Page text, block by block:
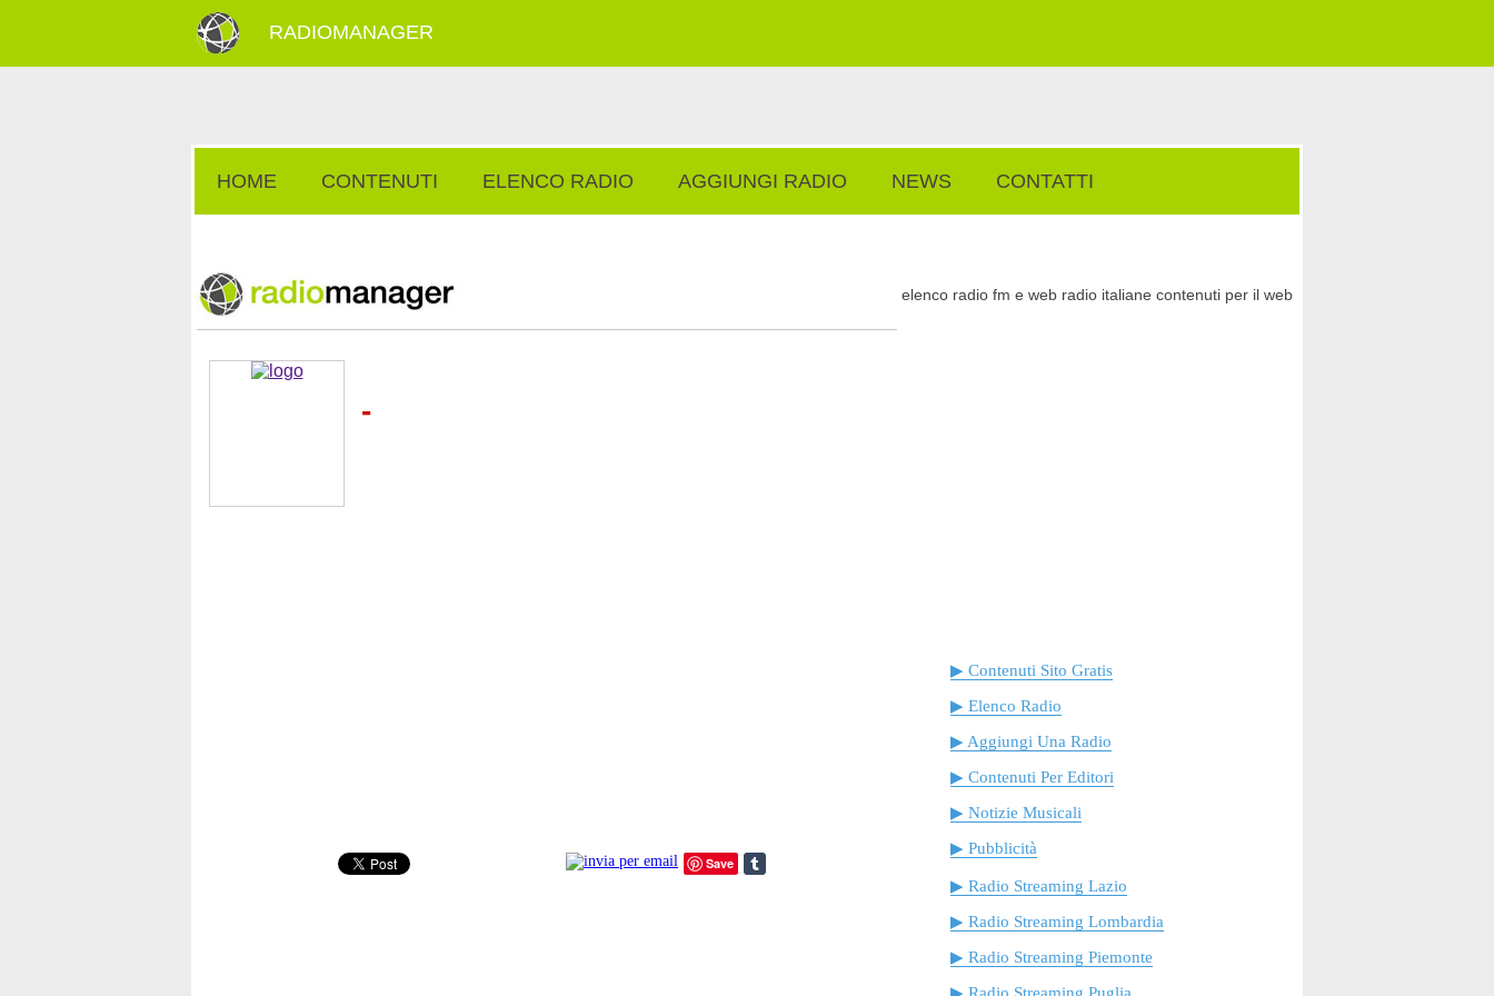
RADIOMANAGER
HOME CONTENUTI ELENCO RADIO AGGIUNGI RADIO NEWS CONTATTI
elenco radio fm e web radio italiane contenuti per il web
-
Save
▶ Contenuti Sito Gratis
▶ Elenco Radio
▶ Aggiungi Una Radio
▶ Contenuti Per Editori
▶ Notizie Musicali
▶ Pubblicità
▶ Radio Streaming Lazio
▶ Radio Streaming Lombardia
▶ Radio Streaming Piemonte